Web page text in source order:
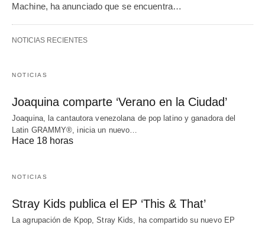
Machine, ha anunciado que se encuentra…
NOTICIAS RECIENTES
NOTICIAS
Joaquina comparte ‘Verano en la Ciudad’
Joaquina, la cantautora venezolana de pop latino y ganadora del
Latin GRAMMY®, inicia un nuevo…
Hace 18 horas
NOTICIAS
Stray Kids publica el EP ‘This & That’
La agrupación de Kpop, Stray Kids, ha compartido su nuevo EP